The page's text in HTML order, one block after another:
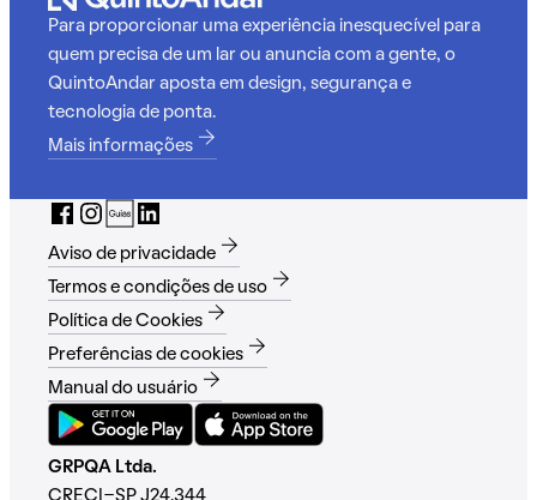
Para proporcionar uma experiência inesquecível para
quem precisa de um lar ou anuncia com a gente, o
QuintoAndar aposta em design, segurança e
tecnologia de ponta.
Mais informações
Aviso de privacidade
Termos e condições de uso
Política de Cookies
Preferências de cookies
Manual do usuário
GRPQA Ltda.